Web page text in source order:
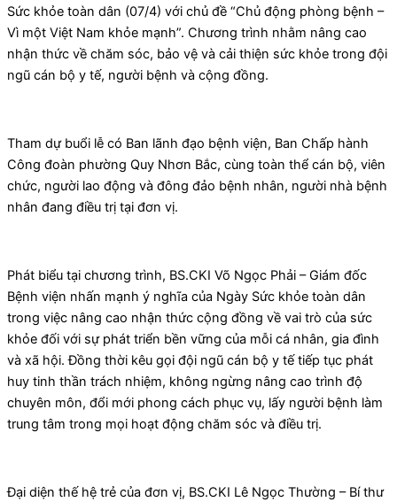
Sức khỏe toàn dân (07/4) với chủ đề “Chủ động phòng bệnh –
Vì một Việt Nam khỏe mạnh”. Chương trình nhằm nâng cao
nhận thức về chăm sóc, bảo vệ và cải thiện sức khỏe trong đội
ngũ cán bộ y tế, người bệnh và cộng đồng.
Tham dự buổi lễ có Ban lãnh đạo bệnh viện, Ban Chấp hành
Công đoàn phường Quy Nhơn Bắc, cùng toàn thể cán bộ, viên
chức, người lao động và đông đảo bệnh nhân, người nhà bệnh
nhân đang điều trị tại đơn vị.
Phát biểu tại chương trình, BS.CKI Võ Ngọc Phải – Giám đốc
Bệnh viện nhấn mạnh ý nghĩa của Ngày Sức khỏe toàn dân
trong việc nâng cao nhận thức cộng đồng về vai trò của sức
khỏe đối với sự phát triển bền vững của mỗi cá nhân, gia đình
và xã hội. Đồng thời kêu gọi đội ngũ cán bộ y tế tiếp tục phát
huy tinh thần trách nhiệm, không ngừng nâng cao trình độ
chuyên môn, đổi mới phong cách phục vụ, lấy người bệnh làm
trung tâm trong mọi hoạt động chăm sóc và điều trị.
Đại diện thế hệ trẻ của đơn vị, BS.CKI Lê Ngọc Thường – Bí thư